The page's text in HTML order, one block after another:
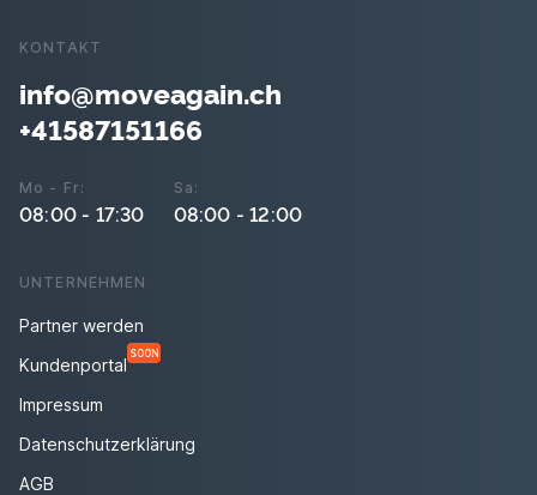
KONTAKT
info@moveagain.ch
+41587151166
Mo - Fr:
08:00 - 17:30
Sa:
08:00 - 12:00
UNTERNEHMEN
Partner werden
Kundenportal
SOON
Impressum
Datenschutzerklärung
AGB